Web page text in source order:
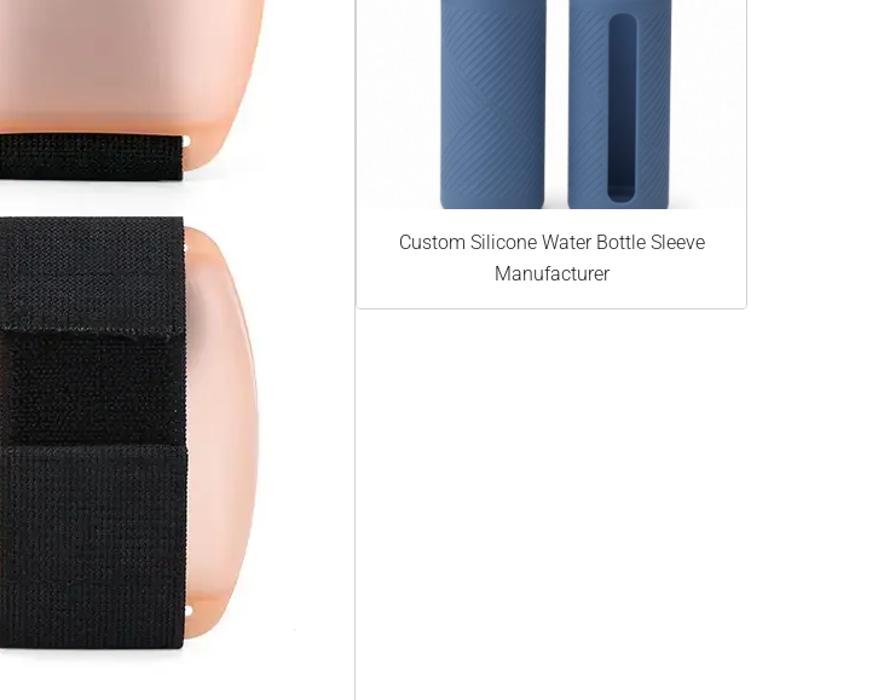
Custom Silicone Water Bottle Sleeve
Manufacturer